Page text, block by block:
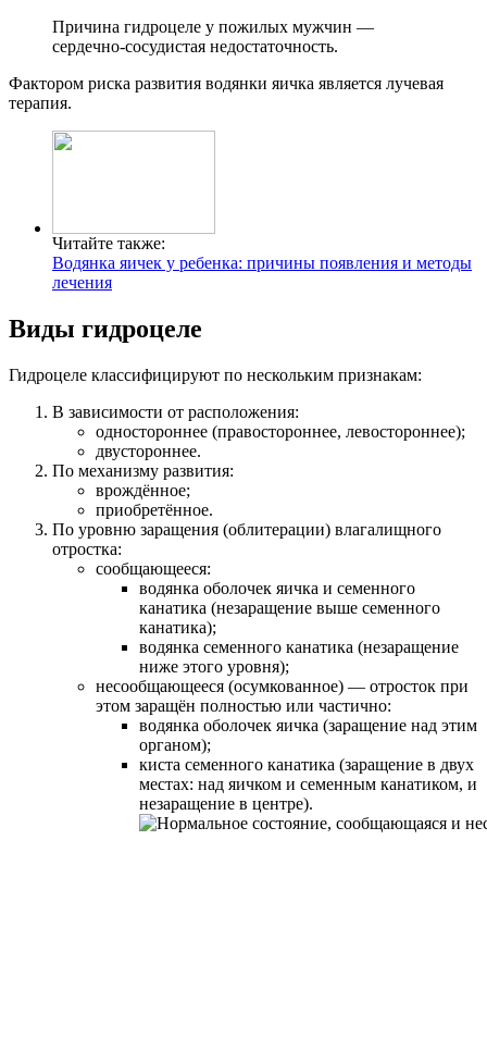
Причина гидроцеле у пожилых мужчин —
сердечно-сосудистая недостаточность.
Фактором риска развития водянки яичка является лучевая
терапия.
Читайте также:
Водянка яичек у ребенка: причины появления и методы
лечения
Виды гидроцеле
Гидроцеле классифицируют по нескольким признакам:
В зависимости от расположения:
одностороннее (правостороннее, левостороннее);
двустороннее.
По механизму развития:
врождённое;
приобретённое.
По уровню заращения (облитерации) влагалищного
отростка:
сообщающееся:
водянка оболочек яичка и семенного
канатика (незаращение выше семенного
канатика);
водянка семенного канатика (незаращение
ниже этого уровня);
несообщающееся (осумкованное) — отросток при
этом заращён полностью или частично:
водянка оболочек яичка (заращение над этим
органом);
киста семенного канатика (заращение в двух
местах: над яичком и семенным канатиком, и
незаращение в центре).